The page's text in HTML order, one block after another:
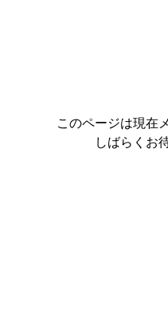
このページは現在
しばらくお